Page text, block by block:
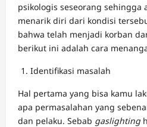
psikologis seseorang sehingga
menarik diri dari kondisi
bahwa telah menjadi korban
berikut ini adalah cara
Identifikasi masalah
Hal pertama yang bisa kamu
apa permasalahan yang
dan pelaku. Sebab gaslighting